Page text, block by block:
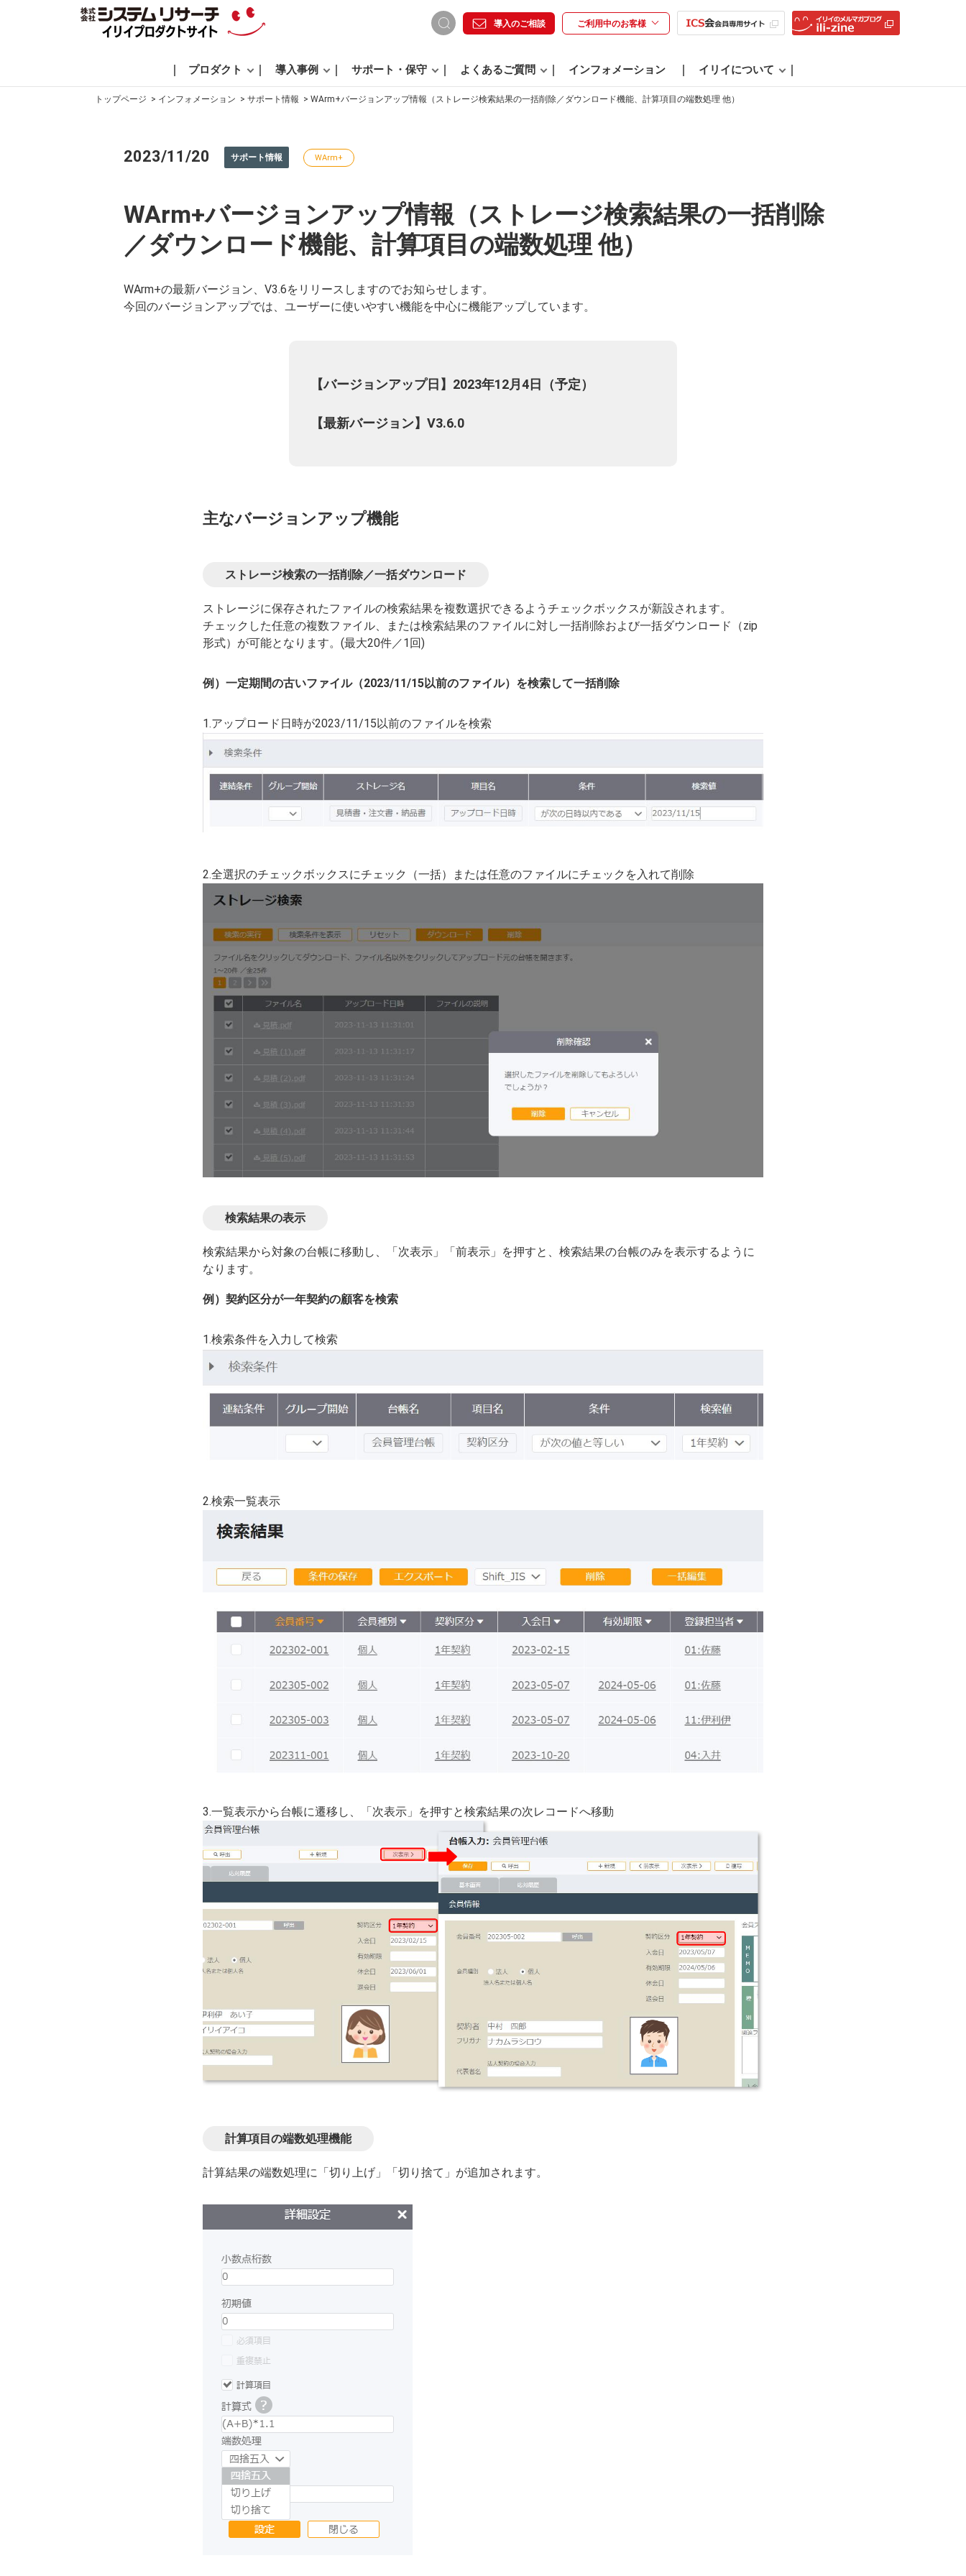
導入のご相談 ご利用中のお客様
プロダクト 導入事例 サポート・保守 よくあるご質問 インフォメーション イリイについて
トップページ インフォメーション サポート情報 WArm+バージョンアップ情報（ストレージ検索結果の一括削除／ダウンロード機能、計算項目の端数処理 他）
2023/11/20 サポート情報 WArm+
WArm+バージョンアップ情報（ストレージ検索結果の一括削除
／ダウンロード機能、計算項目の端数処理 他）
WArm+の最新バージョン、V3.6をリリースしますのでお知らせします。
今回のバージョンアップでは、ユーザーに使いやすい機能を中心に機能アップしています。
【バージョンアップ日】2023年12月4日（予定）
【最新バージョン】V3.6.0
主なバージョンアップ機能
ストレージ検索の一括削除／一括ダウンロード
ストレージに保存されたファイルの検索結果を複数選択できるようチェックボックスが新設されます。
チェックした任意の複数ファイル、または検索結果のファイルに対し一括削除および一括ダウンロード（zip
形式）が可能となります。(最大20件／1回)
例）一定期間の古いファイル（2023/11/15以前のファイル）を検索して一括削除
1.アップロード日時が2023/11/15以前のファイルを検索
2.全選択のチェックボックスにチェック（一括）または任意のファイルにチェックを入れて削除
検索結果の表示
検索結果から対象の台帳に移動し、「次表示」「前表示」を押すと、検索結果の台帳のみを表示するように
なります。
例）契約区分が一年契約の顧客を検索
1.検索条件を入力して検索
2.検索一覧表示
3.一覧表示から台帳に遷移し、「次表示」を押すと検索結果の次レコードへ移動
計算項目の端数処理機能
計算結果の端数処理に「切り上げ」「切り捨て」が追加されます。